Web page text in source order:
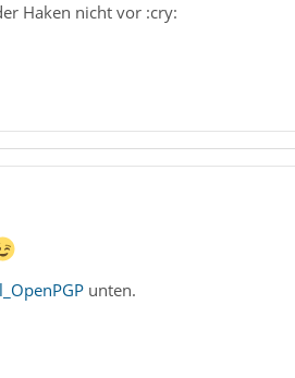
Haken nicht vor :cry:
unten.